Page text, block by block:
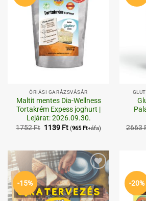
ÓRIÁSI GARÁZSVÁSÁR
Maltit mentes Dia-Wellness
Tortakrém Expess joghurt |
Lejárat: 2026.09.30.
1752Ft Original
1139 FtCurrent
price
(965 Ft+áfa)
2663
-15%
Kedvenceimhez
-20%